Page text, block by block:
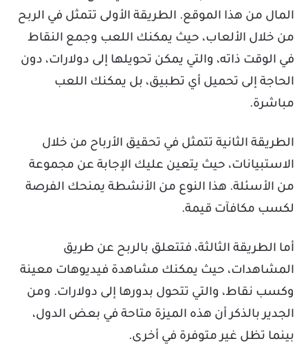
المال من هذا الموقع. الطريقة الأولى تتمثل في الربح
من خلال الألعاب، حيث يمكنك اللعب وجمع النقاط
في الوقت ذاته، والتي يمكن تحويلها إلى دولارات، دون
الحاجة إلى تحميل أي تطبيق، بل يمكنك اللعب
مباشرة.
الطريقة الثانية تتمثل في تحقيق الأرباح من خلال
الاستبيانات، حيث يتعين عليك الإجابة عن مجموعة
من الأسئلة. هذا النوع من الأنشطة يمنحك الفرصة
لكسب مكافآت قيمة.
أما الطريقة الثالثة، فتتعلق بالربح عن طريق
المشاهدات، حيث يمكنك مشاهدة فيديوهات معينة
وكسب نقاط، والتي تتحول بدورها إلى دولارات. ومن
الجدير بالذكر أن هذه الميزة متاحة في بعض الدول،
بينما تظل غير متوفرة في أخرى.